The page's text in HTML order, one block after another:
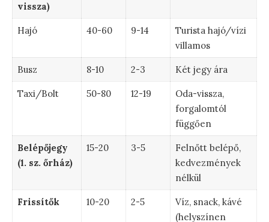
vissza)
Hajó 40-60 9-14
Turista hajó/vízi
villamos
Busz 8-10 2-3 Két jegy ára
Taxi/Bolt 50-80 12-19
Oda-vissza,
forgalomtól
függően
Belépőjegy
(1. sz. őrház)
15-20 3-5
Felnőtt belépő,
kedvezmények
nélkül
Frissítők 10-20 2-5
Víz, snack, kávé
(helyszínen